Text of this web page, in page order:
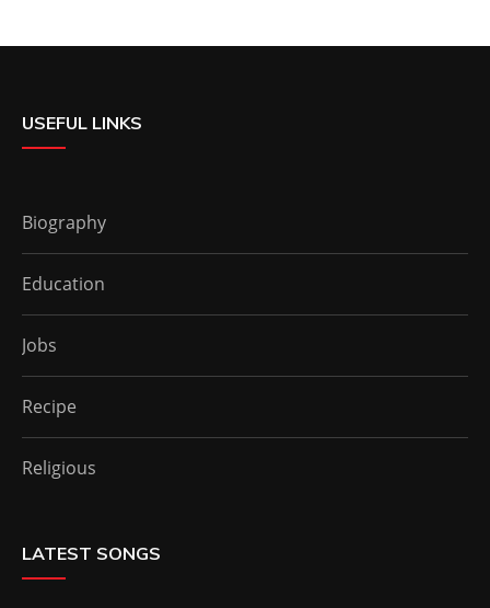
USEFUL LINKS
Biography
Education
Jobs
Recipe
Religious
LATEST SONGS